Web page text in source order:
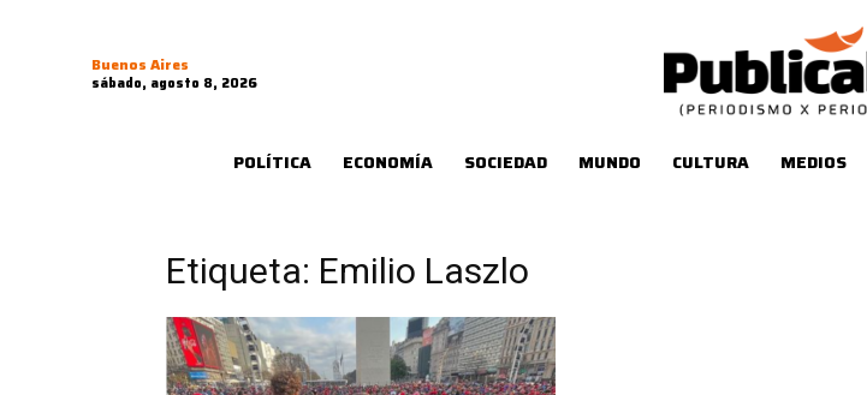
Buenos Aires
sábado, agosto 8, 2026
POLÍTICA ECONOMÍA SOCIEDAD MUNDO CULTURA MEDIOS
Etiqueta: Emilio Laszlo